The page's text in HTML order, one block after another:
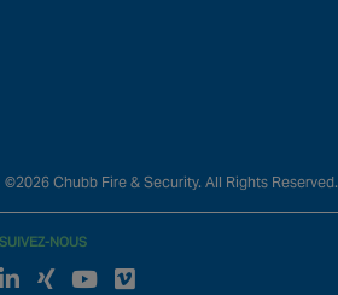
©2026 Chubb Fire & Security. All Rights Reserved.
SUIVEZ-NOUS
Linked In
xing Youtube